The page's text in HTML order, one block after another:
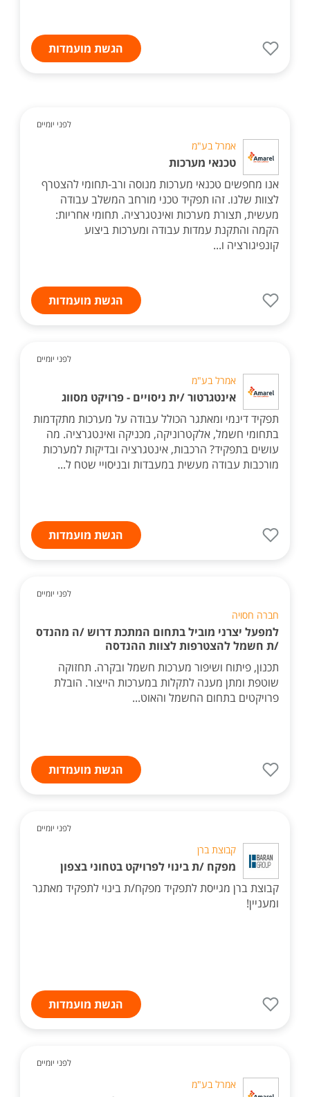
הגשת מועמדות
לפני יומיים
אמרל בע"מ
טכנאי מערכות
אנו מחפשים טכנאי מערכות מנוסה ורב-תחומי להצטרף
לצוות שלנו. זהו תפקיד טכני מורחב המשלב עבודה
מעשית, תצורת מערכות ואינטגרציה. תחומי אחריות:
הקמה והתקנת עמדות עבודה ומערכות ביצוע
קונפיגורציה ו...
הגשת מועמדות
לפני יומיים
אמרל בע"מ
אינטגרטור /ית ניסויים - פרויקט מסווג
תפקיד דינמי ומאתגר הכולל עבודה על מערכות מתקדמות
בתחומי חשמל, אלקטרוניקה, מכניקה ואינטגרציה. מה
עושים בתפקיד? הרכבות, אינטגרציה ובדיקות למערכות
מורכבות עבודה מעשית במעבדות ובניסויי שטח ל...
הגשת מועמדות
לפני יומיים
חברה חסויה
למפעל יצרני מוביל בתחום המתכת דרוש /ה מהנדס
/ת חשמל להצטרפות לצוות ההנדסה
תכנון, פיתוח ושיפור מערכות חשמל ובקרה. תחזוקה
שוטפת ומתן מענה לתקלות במערכות הייצור. הובלת
פרויקטים בתחום החשמל והאוט...
הגשת מועמדות
לפני יומיים
קבוצת ברן
מפקח /ת בינוי לפרויקט בטחוני בצפון
קבוצת ברן מגייסת לתפקיד מפקח/ת בינוי לתפקיד מאתגר
ומעניין!
הגשת מועמדות
לפני יומיים
אמרל בע"מ